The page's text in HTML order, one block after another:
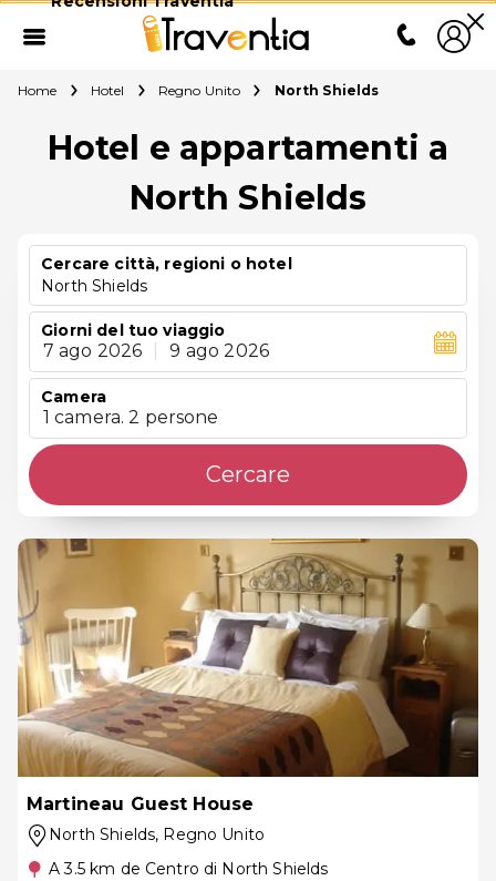
Home Hotel Regno Unito North Shields
Hotel e appartamenti a
North Shields
Cercare città, regioni o hotel
North Shields
Giorni del tuo viaggio
7 ago 2026 9 ago 2026
Camera
1 camera. 2 persone
Cercare
Martineau Guest House
North Shields, Regno Unito
A 3.5 km de Centro di North Shields